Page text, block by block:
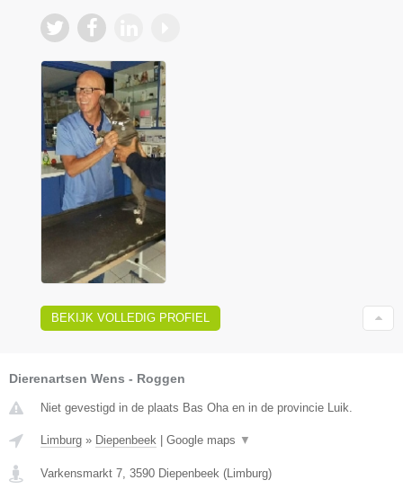
BEKIJK VOLLEDIG PROFIEL
Dierenartsen Wens - Roggen
Niet gevestigd in de plaats Bas Oha en in de provincie Luik.
Limburg » Diepenbeek | Google maps ▼
Varkensmarkt 7 3590 Diepenbeek (Limburg)